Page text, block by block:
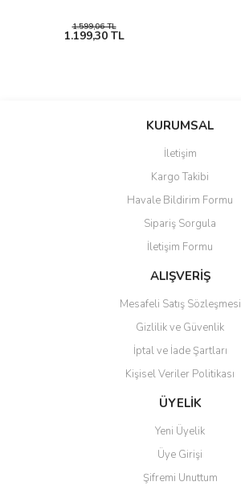
1.599,06 TL
1.199,30 TL
KURUMSAL
İletişim
Kargo Takibi
Havale Bildirim Formu
Sipariş Sorgula
İletişim Formu
ALIŞVERİŞ
Mesafeli Satış Sözleşmesi
Gizlilik ve Güvenlik
İptal ve İade Şartları
Kişisel Veriler Politikası
ÜYELİK
Yeni Üyelik
Üye Girişi
Şifremi Unuttum